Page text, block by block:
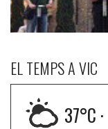
EL TEMPS A VIC
37°C ·